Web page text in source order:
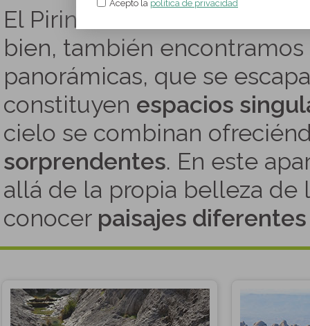
Acepto la política de privacidad
El Pirineo es una cordillera
bien, también
panorámicas, que se
constituyen espacios
cielo se combinan
sorprendentes. En este
allá de la propia belleza de
conocer paisajes